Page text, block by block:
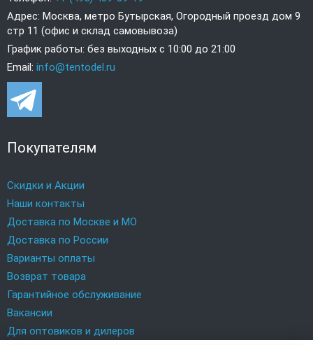
Адрес: Москва, метро Бутырская, Огородный проезд дом 9
стр 11 (офис и склад самовывоза)
График работы: без выходных с 10:00 до 21:00
Email: info@tentodel.ru
Покупателям
Скидки и Акции
Наши контакты
Доставка по Москве и МО
Доставка по России
Варианты оплаты
Возврат товара
Гарантийное обслуживание
Вакансии
Для оптовиков и дилеров